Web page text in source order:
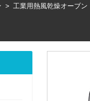
> 工業用熱風乾燥オーブン